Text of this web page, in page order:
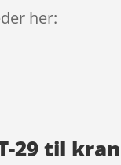
her:
29 til